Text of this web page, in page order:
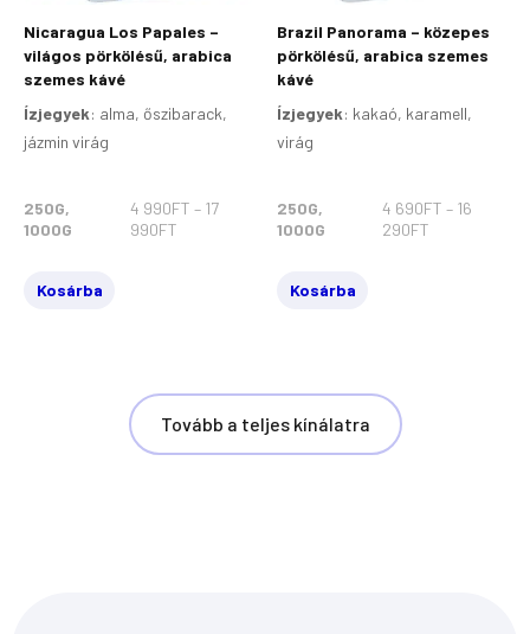
Nicaragua Los Papales –
világos pörkölésű, arabica
szemes kávé
Ízjegyek: alma, őszibarack,
jázmin virág
250G,
1000G
4 990FT – 17
990FT
Kosárba
termékoldalon
választhatók
ki
Brazil Panorama – közepes
pörkölésű, arabica szemes
kávé
Ízjegyek: kakaó, karamell,
virág
250G,
1000G
4 690FT – 16
290FT
Kosárba
termékoldalon
választhatók
ki
Tovább a teljes kínálatra